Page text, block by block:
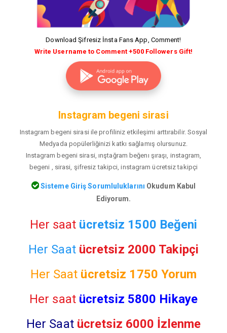
Download Şifresiz İnsta Fans App, Comment!
Write Username to Comment +500 Followers Gift!
Instagram begeni sirasi
Instagram begeni sirasi ile profiliniz etkileşimi arttırabilir. Sosyal
Medyada popülerliğinizi katkı sağlamış olursunuz.
Instagram begeni sirasi, ınştağram beğenı şıraşı, instagram,
begeni , sirasi, şifresiz takipci, instagram ücretsiz takipçi
Sisteme Giriş Sorumluluklarını Okudum Kabul
Ediyorum.
Her saat ücretsiz 1500 Beğeni
Her Saat ücretsiz 2000 Takipçi
Her Saat ücretsiz 1750 Yorum
Her saat ücretsiz 5800 Hikaye
Her Saat ücretsiz 6000 İzlenme